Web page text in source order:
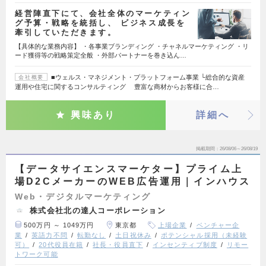
経営陣直下にて、会社全体のマーケティン
グ予算・戦略を統括し、 ビジネス成長を
牽引していただきます。
【具体的な業務内容】 ・各事業ブランディング ・チャネルマーケティング ・リ
ード獲得等の戦略策定全般 ・外部パートナーを巻き込ん…
会社概要
■ウェルス・マネジメント・プラットフォーム事業 └総合的な資産
運用や住宅に関するコンサルティング 豊富な商材からお客様に合…
興味あり 詳細へ
掲載期間 26/08/06～26/08/19
【データサイエンスマーケター】プライム上
場D2CメーカーのWEB広告運用｜インハウス
Web・デジタルマーケティング
株式会社北の達人コーポレーション
500万円 ～ 1049万円 東京都 上場企業
ベンチャー企
業
英語力不問 転勤なし 土日祝休み
ポテンシャル採用（未経験
可）
20代役員在籍 社長・役員直下 インセンティブ制度
リモー
トワーク可能